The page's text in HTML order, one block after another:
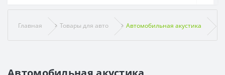
Главная Товары для авто Автомобильная акустика